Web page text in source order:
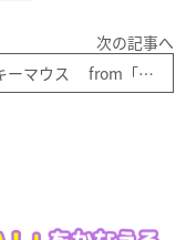
次の記事へ
ミッキーマウス from「 三銃士 」 blue110 ディズニー